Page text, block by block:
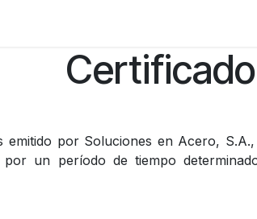
emitido por Soluciones en Acero,
por un período de tiempo